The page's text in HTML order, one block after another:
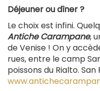
Déjeuner ou dîner ?
Le choix est infini.
Antiche Carampane,
de Venise ! On y
rues, entre le camp
poissons du Rialto. San